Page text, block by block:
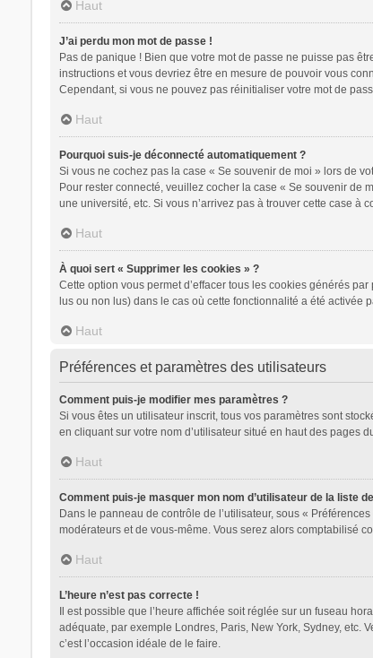
Haut
J’ai perdu mon mot de passe !
Pas de panique ! Bien que votre mot de passe ne puisse pas
instructions et vous devriez être en mesure de pouvoir vous
Cependant, si vous ne pouvez pas réinitialiser votre mot de
Haut
Pourquoi suis-je déconnecté automatiquement ?
Si vous ne cochez pas la case « Se souvenir de moi » lors de
Pour rester connecté, veuillez cocher la case « Se souvenir de
une université, etc. Si vous n’arrivez pas à trouver cette case à
Haut
À quoi sert « Supprimer les cookies » ?
Cette option vous permet d’effacer tous les cookies générés
lus ou non lus) dans le cas où cette fonctionnalité a été
Haut
Préférences et paramètres des utilisateurs
Comment puis-je modifier mes paramètres ?
Si vous êtes un utilisateur inscrit, tous vos paramètres sont
en cliquant sur votre nom d’utilisateur situé en haut des pages
Haut
Comment puis-je masquer mon nom d’utilisateur de la liste
Dans le panneau de contrôle de l’utilisateur, sous «
modérateurs et de vous-même. Vous serez alors comptabilisé
Haut
L’heure n’est pas correcte !
Il est possible que l’heure affichée soit réglée sur un fuseau
adéquate, par exemple Londres, Paris, New York, Sydney, etc.
c’est l’occasion idéale de le faire.